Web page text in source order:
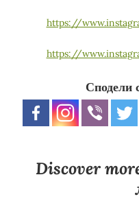
https://
https://
Сподели
Discover